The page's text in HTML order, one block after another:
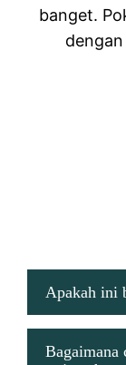
banget.
Apakah ini
Bagaimana